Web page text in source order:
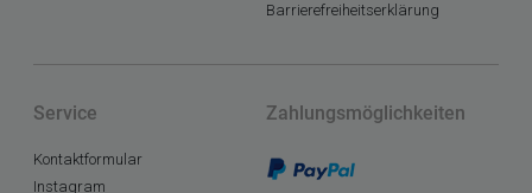
Barrierefreiheitserklärung
Service
Kontaktformular
Instagram
Zahlungsmöglichkeiten